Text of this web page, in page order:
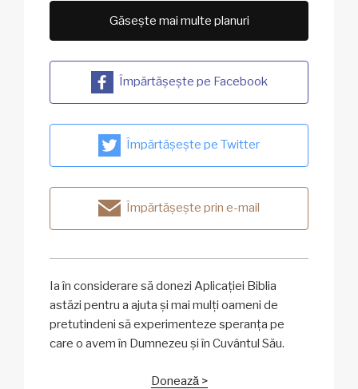
Găsește mai multe planuri
Împărtășește pe Facebook
Împărtășește pe Twitter
Împărtășește prin e-mail
Ia în considerare să donezi Aplicației Biblia
astăzi pentru a ajuta și mai mulți oameni de
pretutindeni să experimenteze speranța pe
care o avem în Dumnezeu și în Cuvântul Său.
Donează >